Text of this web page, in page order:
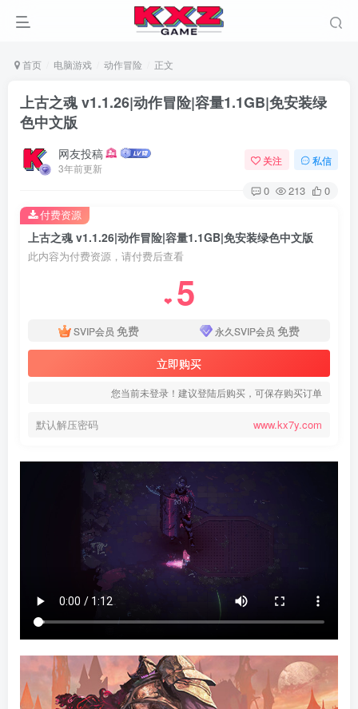
首页 电脑游戏 动作冒险 正文
上古之魂 v1.1.26|动作冒险|容量1.1GB|免安装绿
色中文版
网友投稿
3年前更新
关注 私信
0 213 0
上古之魂 v1.1.26|动作冒险|容量1.1GB|免安装绿色中文版
此内容为付费资源，请付费后查看
❤ 5
SVIP会员 免费 永久SVIP会员 免费
立即购买
您当前未登录！建议登陆后购买，可保存购买订单
默认解压密码 www.kx7y.com
付费资源